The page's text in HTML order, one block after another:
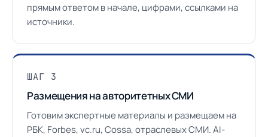
прямым ответом в начале, цифрами, ссылками на
источники.
ШАГ 3
Размещения на авторитетных СМИ
Готовим экспертные материалы и размещаем на
РБК, Forbes, vc.ru, Cossa, отраслевых СМИ. AI-